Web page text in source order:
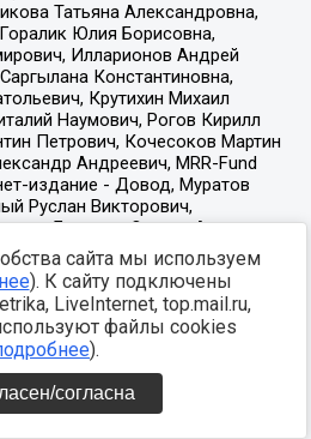
сайта мы используем
). К сайту подключены
LiveInternet, top.mail.ru,
файлы cookies
).
согласна